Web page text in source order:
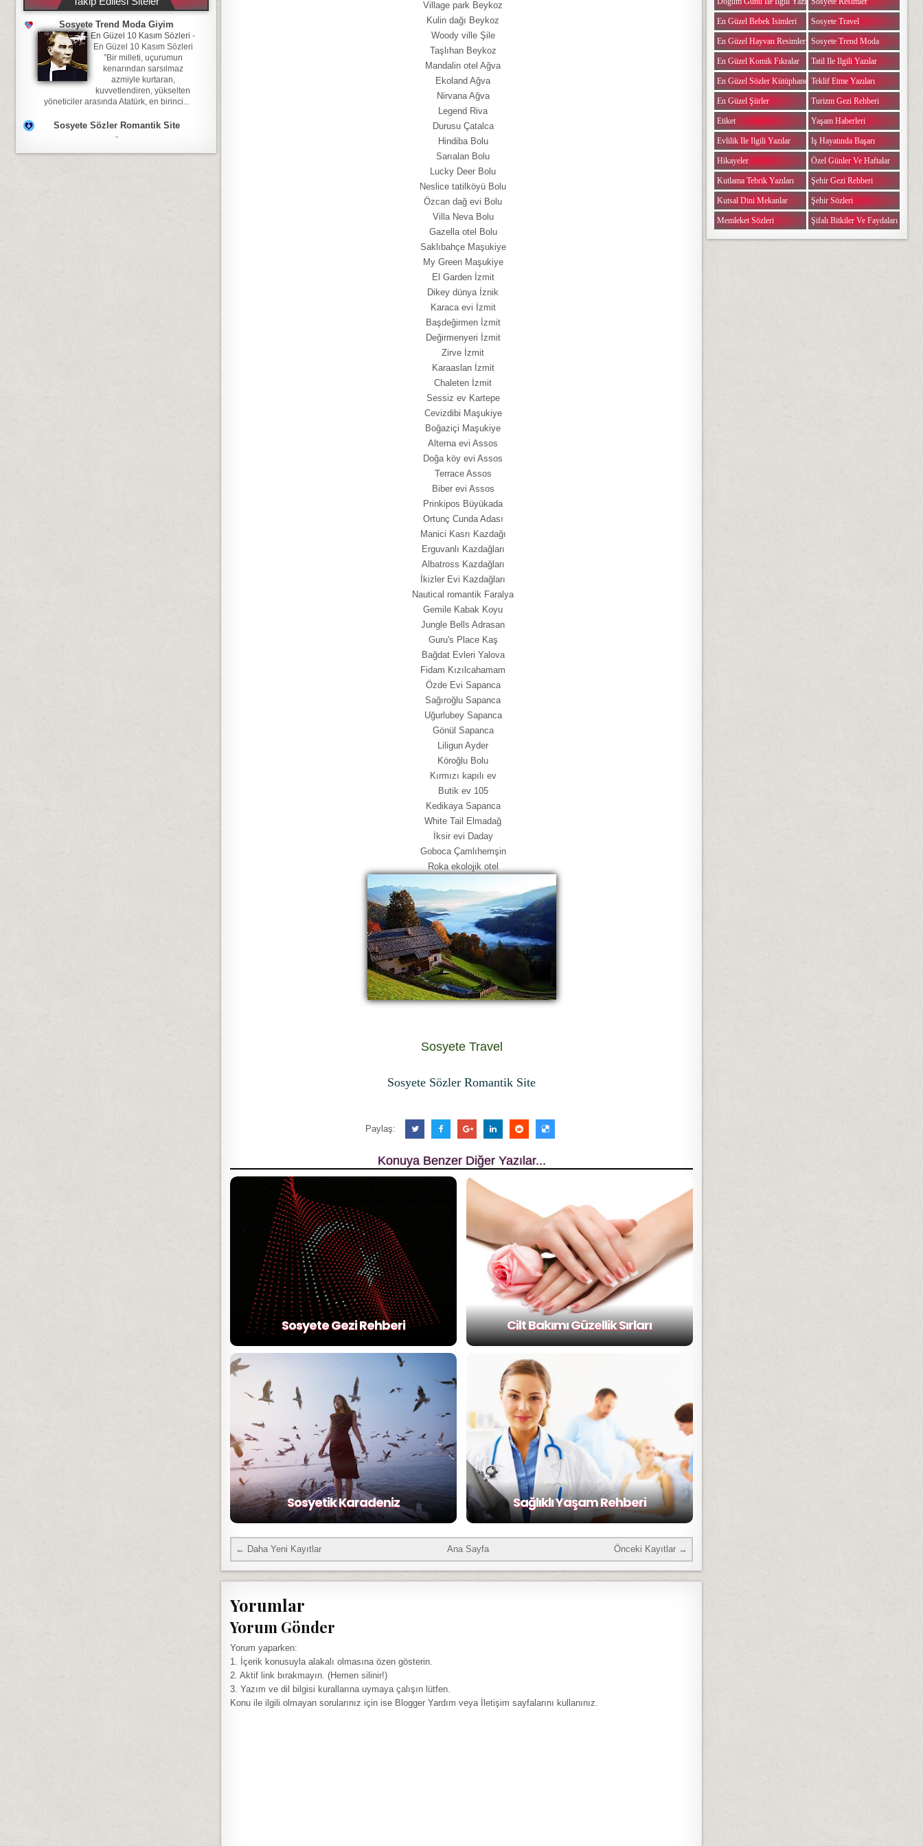
Village park Beykoz
Kulin dağı Beykoz
Woody ville Şile
Taşlıhan Beykoz
Mandalin otel Ağva
Ekoland Ağva
Nirvana Ağva
Legend Riva
Durusu Çatalca
Hindiba Bolu
Sarıalan Bolu
Lucky Deer Bolu
Neslice tatilköyü Bolu
Özcan dağ evi Bolu
Villa Neva Bolu
Gazella otel Bolu
Saklıbahçe Maşukiye
My Green Maşukiye
El Garden İzmit
Dikey dünya İznik
Karaca evi İzmit
Başdeğirmen İzmit
Değirmenyeri İzmit
Zirve İzmit
Karaaslan İzmit
Chaleten İzmit
Sessiz ev Kartepe
Cevizdibi Maşukiye
Boğaziçi Maşukiye
Alterna evi Assos
Doğa köy evi Assos
Terrace Assos
Biber evi Assos
Prinkipos Büyükada
Ortunç Cunda Adası
Manici Kasrı Kazdağı
Erguvanlı Kazdağları
Albatross Kazdağları
İkizler Evi Kazdağları
Nautical romantik Faralya
Gemile Kabak Koyu
Jungle Bells Adrasan
Guru's Place Kaş
Bağdat Evleri Yalova
Fidam Kızılcahamam
Özde Evi Sapanca
Sağıroğlu Sapanca
Uğurlubey Sapanca
Gönül Sapanca
Liligun Ayder
Köroğlu Bolu
Kırmızı kapılı ev
Butik ev 105
Kedikaya Sapanca
White Tail Elmadağ
İksir evi Daday
Goboca Çamlıhemşin
Roka ekolojik otel
Sosyete Travel
Sosyete Sözler Romantik Site
Paylaş:
Konuya Benzer Diğer Yazılar...
Sosyete Gezi Rehberi Cilt Bakımı Güzellik Sırları
Sosyetik Karadeniz Sağlıklı Yaşam Rehberi
← Daha Yeni Kayıtlar Önceki Kayıtlar →
Ana Sayfa
Yorumlar
Yorum Gönder
Yorum yaparken:
1. İçerik konusuyla alakalı olmasına özen gösterin.
2. Aktif link bırakmayın. (Hemen silinir!)
3. Yazım ve dil bilgisi kurallarına uymaya çalışın lütfen.
Konu ile ilgili olmayan sorularınız için ise Blogger Yardım veya İletişim sayfalarını kullanınız.
Sosyete Trend Moda Giyim
En Güzel 10 Kasım Sözleri -
En Güzel 10 Kasım Sözleri
”Bir milleti, uçurumun
kenarından sarsılmaz
azmiyle kurtaran,
kuvvetlendiren, yükselten
yöneticiler arasında Atatürk, en birinci...
Sosyete Sözler Romantik Site
-
En Güzel Bebek Isimleri
En Güzel Hayvan Resimleri
En Güzel Komik Fıkralar
En Güzel Sözler Kütüphanesi
En Güzel Şiirler
Etiket
Evlilik Ile Ilgili Yazılar
Hikayeler
Kutlama Tebrik Yazıları
Kutsal Dini Mekanlar
Memleket Sözleri
Sosyete Travel
Sosyete Trend Moda
Tatil Ile Ilgili Yazılar
Teklif Etme Yazıları
Turizm Gezi Rehberi
Yaşam Haberleri
Iş Hayatında Başarı
Özel Günler Ve Haftalar
Şehir Gezi Rehberi
Şehir Sözleri
Şifalı Bitkiler Ve Faydaları